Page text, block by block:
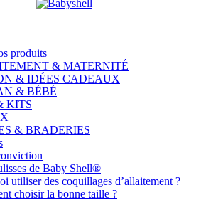
produits
& MATERNITÉ
& IDÉES CADEAUX
& BÉBÉ
KITS
& BRADERIES
de Baby Shell®
utiliser des coquillages d’allaitement ?
choisir la bonne taille ?